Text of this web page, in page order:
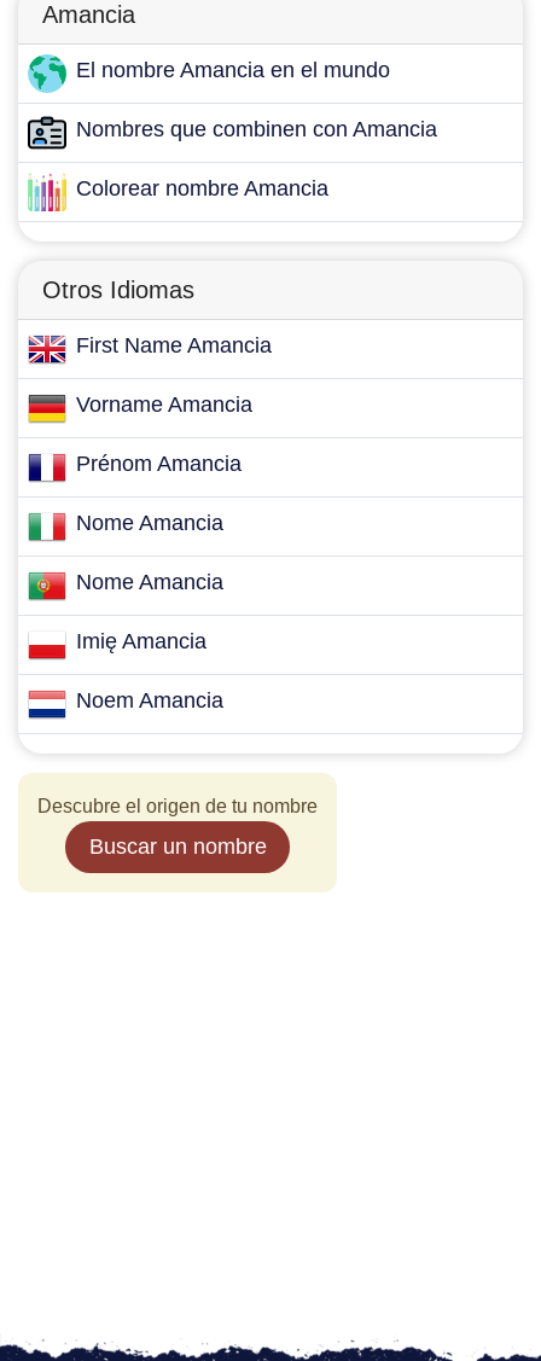
Amancia
El nombre Amancia en el mundo
Nombres que combinen con Amancia
Colorear nombre Amancia
Otros Idiomas
First Name Amancia
Vorname Amancia
Prénom Amancia
Nome Amancia
Nome Amancia
Imię Amancia
Noem Amancia
Descubre el origen de tu nombre
Buscar un nombre